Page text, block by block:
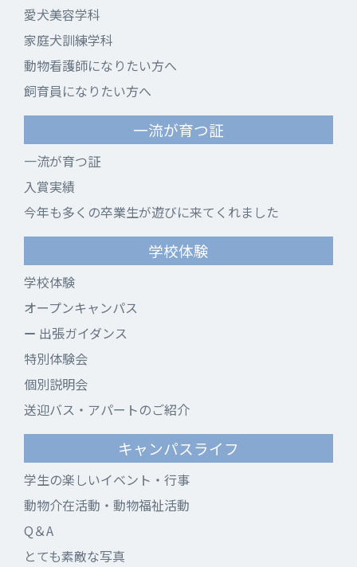
愛犬美容学科
家庭犬訓練学科
動物看護師になりたい方へ
飼育員になりたい方へ
一流が育つ証
一流が育つ証
入賞実績
今年も多くの卒業生が遊びに来てくれました
学校体験
学校体験
オープンキャンパス
出張ガイダンス
特別体験会
個別説明会
送迎バス・アパートのご紹介
キャンパスライフ
学生の楽しいイベント・行事
動物介在活動・動物福祉活動
Q＆A
とても素敵な写真